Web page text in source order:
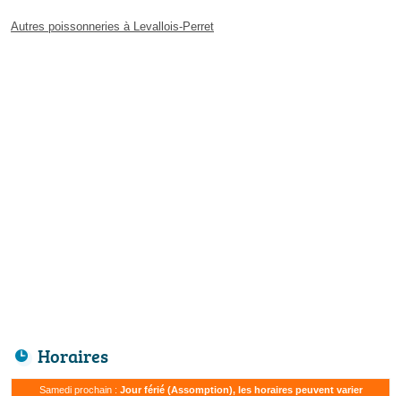
Autres poissonneries à Levallois-Perret
Horaires
Samedi prochain : Jour férié (Assomption), les horaires peuvent varier